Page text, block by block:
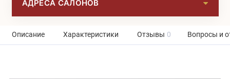
АДРЕСА САЛОНОВ
Описание Характеристики Отзывы 0 Вопросы и